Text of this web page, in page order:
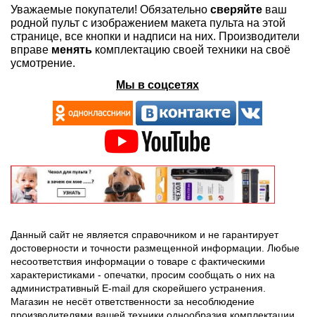
Уважаемые покупатели! Обязательно сверяйте ваш
родной пульт с изображением макета пульта на этой
странице, все кнопки и надписи на них. Производители
вправе менять комплектацию своей техники на своё
усмотрение.
Мы в соцсетях
Данный сайт не является справочником и не гарантирует
достоверности и точности размещенной информации. Любые
несоответствия информации о товаре с фактическими
характеристиками - опечатки, просим сообщать о них на
административный E-mail для скорейшего устранения.
Магазин не несёт ответственности за несоблюдение
производителями вашей техники однообразия комплектации